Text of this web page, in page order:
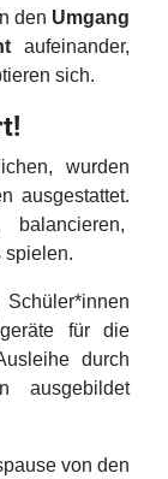
den Umgang
aufeinander,
sich.
wurden
ausgestattet.
spielen.
für die
durch
ausgebildet
von den